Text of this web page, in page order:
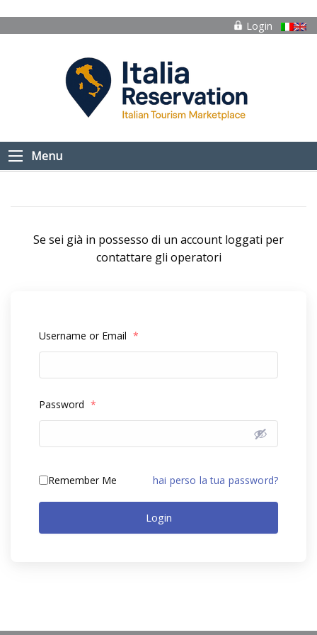
Login
Menu
Se sei già in possesso di un account loggati per
contattare gli operatori
Username or Email *
Password *
Remember Me hai perso la tua password?
Login